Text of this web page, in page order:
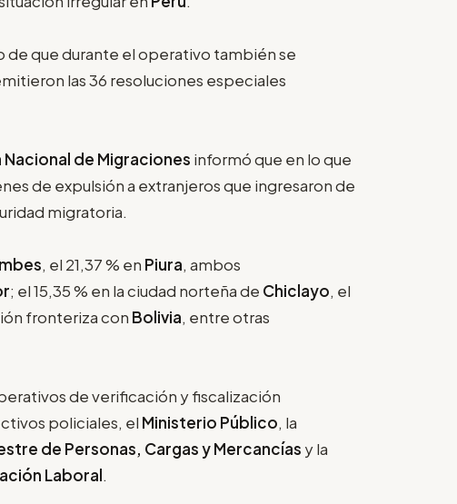
de que durante el operativo también se
las 36 resoluciones especiales
de Migraciones informó que en lo que
de expulsión a extranjeros que ingresaron de
migratoria.
, el 21,37 % en Piura, ambos
; el 15,35 % en la ciudad norteña de Chiclayo, el
fronteriza con Bolivia, entre otras
de verificación y fiscalización
policiales, el Ministerio Público, la
de Personas, Cargas y Mercancías y la
Laboral.